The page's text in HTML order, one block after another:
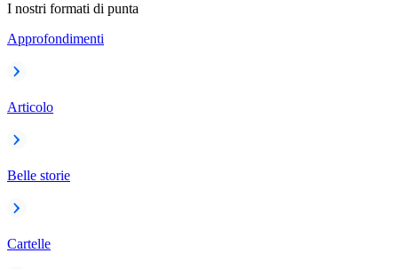
I nostri formati di punta
Approfondimenti
Articolo
Belle storie
Cartelle